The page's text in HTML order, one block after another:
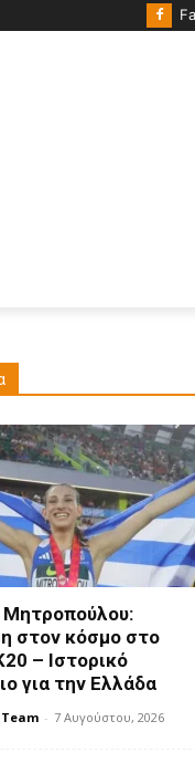
Μητροπούλου:
στον κόσμο στο
– Ιστορικό
για την Ελλάδα
- 7 Αυγούστου, 2026